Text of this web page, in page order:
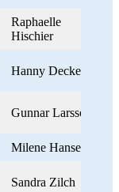
Raphaelle
Hischier
Hanny Deckert
Gunnar Larsson
Milene Hansen
Sandra Zilch